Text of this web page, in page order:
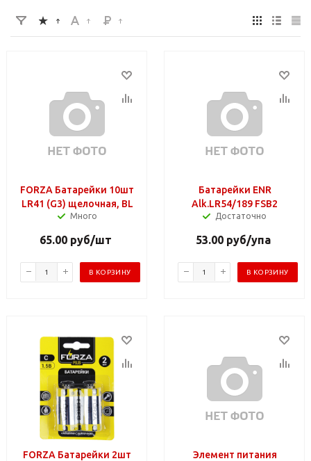
FORZA Батарейки 10шт
LR41 (G3) щелочная, BL
Много
65.00 руб/шт
В КОРЗИНУ
Батарейки ENR
Alk.LR54/189 FSB2
Достаточно
53.00 руб/упа
В КОРЗИНУ
FORZA Батарейки 2шт
Элемент питания